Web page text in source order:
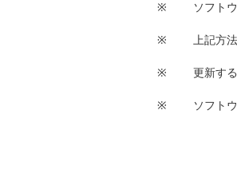
※ ソフト
※ 上記方
※ 更新す
※ ソフト